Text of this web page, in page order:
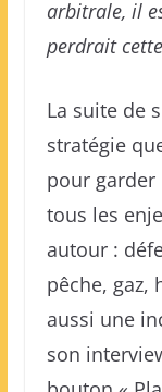
arbitrale, il
perdrait
La suite de
stratégie
pour garder
tous les
autour :
pêche, gaz,
aussi une
son